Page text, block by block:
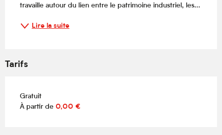
travaille autour du lien entre le patrimoine industriel, les...
Lire la suite
Tarifs
Gratuit
À partir de 0,00 €